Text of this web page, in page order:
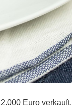
Euro verkauft.